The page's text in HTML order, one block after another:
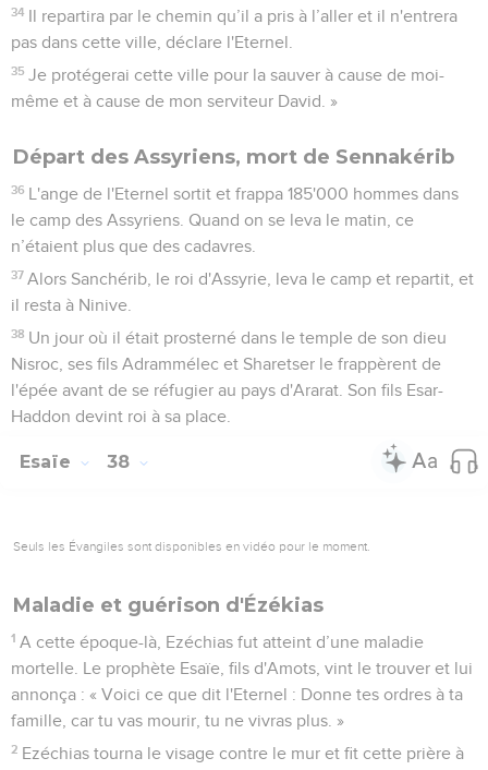
34 Il repartira par le chemin qu’il a pris à l’aller et il n'entrera
pas dans cette ville, déclare l'Eternel.
35 Je protégerai cette ville pour la sauver à cause de moi-
même et à cause de mon serviteur David. »
Départ des Assyriens, mort de Sennakérib
36 L'ange de l'Eternel sortit et frappa 185'000 hommes dans
le camp des Assyriens. Quand on se leva le matin, ce
n’étaient plus que des cadavres.
37 Alors Sanchérib, le roi d'Assyrie, leva le camp et repartit, et
il resta à Ninive.
38 Un jour où il était prosterné dans le temple de son dieu
Nisroc, ses fils Adrammélec et Sharetser le frappèrent de
l'épée avant de se réfugier au pays d'Ararat. Son fils Esar-
Haddon devint roi à sa place.
Esaïe 38
Seuls les Évangiles sont disponibles en vidéo pour le moment.
Maladie et guérison d'Ézékias
1 A cette époque-là, Ezéchias fut atteint d’une maladie
mortelle. Le prophète Esaïe, fils d'Amots, vint le trouver et lui
annonça : « Voici ce que dit l'Eternel : Donne tes ordres à ta
famille, car tu vas mourir, tu ne vivras plus. »
2 Ezéchias tourna le visage contre le mur et fit cette prière à